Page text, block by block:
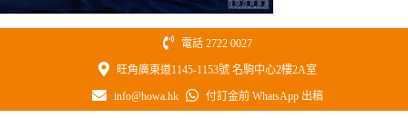
電話 2722 0027
旺角廣東道1145-1153號 名駒中心2樓2A室
info@howa.hk 付訂金前 WhatsApp 出稿